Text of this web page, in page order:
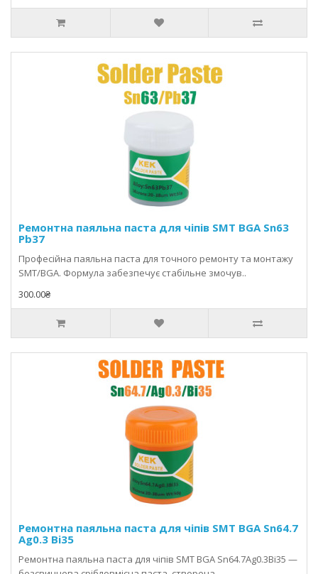
Ремонтна паяльна паста для чіпів SMT BGA Sn63
Pb37
Професійна паяльна паста для точного ремонту та монтажу
SMT/BGA. Формула забезпечує стабільне змочув..
300.00₴
Ремонтна паяльна паста для чіпів SMT BGA Sn64.7
Ag0.3 Bi35
Ремонтна паяльна паста для чіпів SMT BGA Sn64.7Ag0.3Bi35 —